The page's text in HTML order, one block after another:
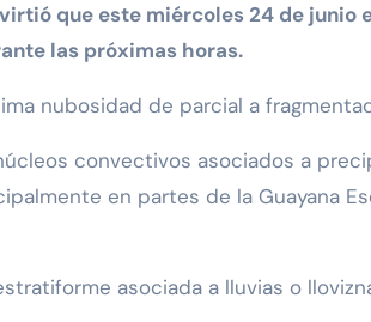
que este miércoles 24 de junio
las próximas horas.
nubosidad de parcial a
convectivos asociados a
en partes de la Guayana
asociada a lluvias o